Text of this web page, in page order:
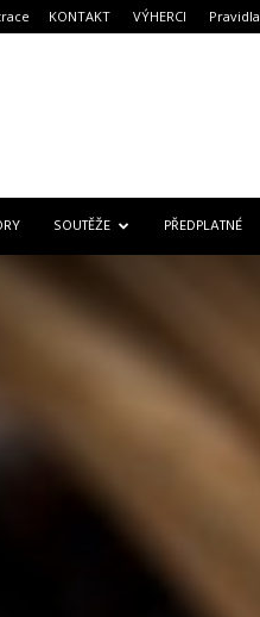
KONTAKT VÝHERCI Pravidla
SOUTĚŽE PŘEDPLATNÉ